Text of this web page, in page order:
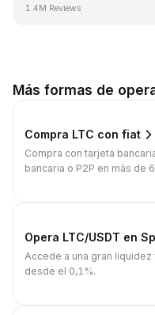
1.4M Reviews
Más formas de
Compra LTC con fiat
Compra con tarjeta
bancaria o P2P en más de
Opera LTC/USDT en
Accede a una gran
desde el 0,1%.